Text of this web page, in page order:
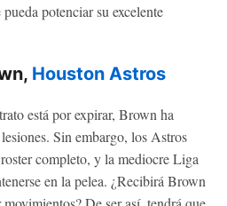
potenciar su excelente
Houston Astros
está por expirar, Brown ha
Sin embargo, los Astros
completo, y la mediocre Liga
en la pelea. ¿Recibirá Brown